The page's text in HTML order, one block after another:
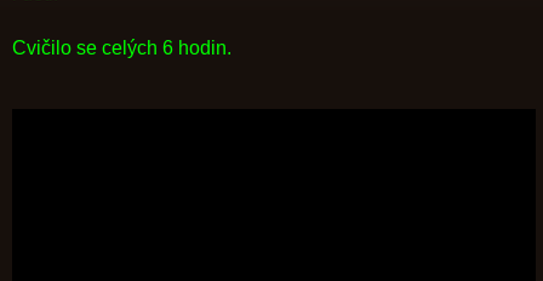
Cvičilo se celých 6 hodin.